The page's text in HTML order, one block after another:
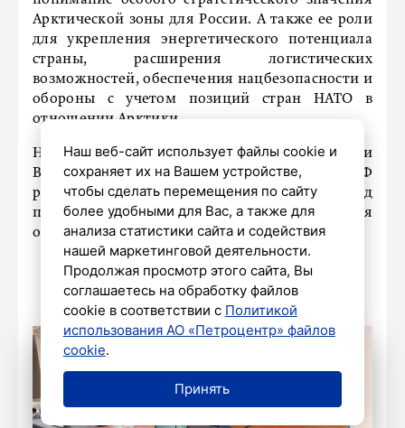
Арктической зоны для России. А также ее роли
для укрепления энергетического потенциала
страны, расширения логистических
возможностей, обеспечения нацбезопасности и
обороны с учетом позиций стран НАТО в
отношении Арктики.
Напомним, в конце 2023 года президент России
Владимир Путин обсудил с Совбезом РФ
развитие Арктики и Севморпути и дал ряд
поручений, среди которых – популяризация
освоения северного региона среди молодежи.
Наш веб-сайт использует файлы cookie и
сохраняет их на Вашем устройстве,
чтобы сделать перемещения по сайту
более удобными для Вас, а также для
анализа статистики сайта и содействия
нашей маркетинговой деятельности.
Продолжая просмотр этого сайта, Вы
соглашаетесь на обработку файлов
cookie в соответствии с Политикой
использования АО «Петроцентр» файлов
cookie.
Принять